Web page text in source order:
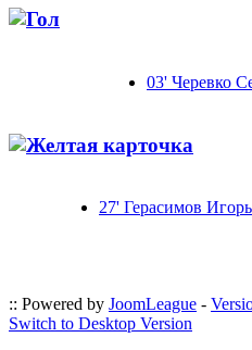
03' Черевко
27' Герасимов Игорь
:: Powered by JoomLeague -
Switch to Desktop Version